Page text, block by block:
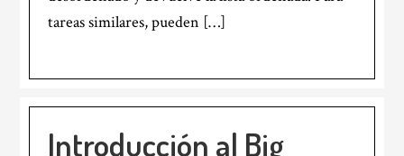
tareas similares, pueden […]
Introducción al Big